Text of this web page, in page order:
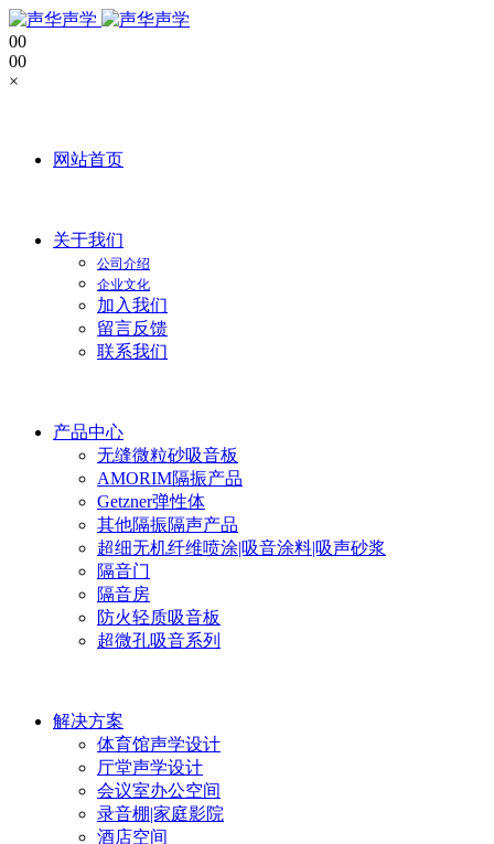
00
00
×
网站首页
关于我们
公司介绍
企业文化
加入我们
留言反馈
联系我们
产品中心
无缝微粒砂吸音板
AMORIM隔振产品
Getzner弹性体
其他隔振隔声产品
超细无机纤维喷涂|吸音涂料|吸声砂浆
隔音门
隔音房
防火轻质吸音板
超微孔吸音系列
解决方案
体育馆声学设计
厅堂声学设计
会议室办公空间
录音棚|家庭影院
酒店空间